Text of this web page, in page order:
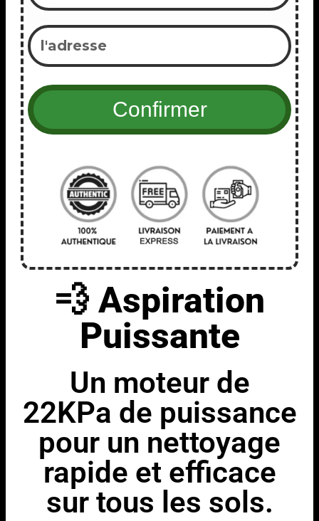
💨 Aspiration
Puissante
Un moteur de
22KPa de puissance
pour un nettoyage
rapide et efficace
sur tous les sols.